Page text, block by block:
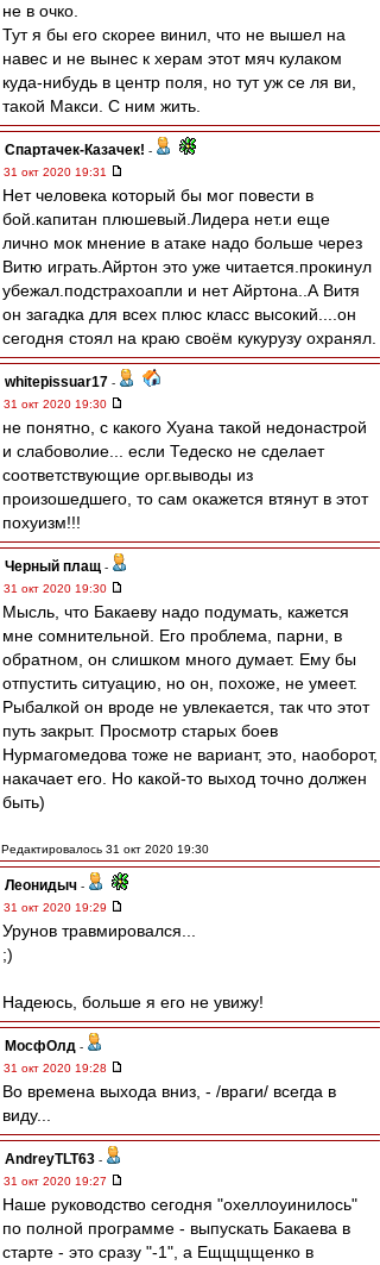
не в очко.
Тут я бы его скорее винил, что не вышел на
навес и не вынес к херам этот мяч кулаком
куда-нибудь в центр поля, но тут уж се ля ви,
такой Макси. С ним жить.
Спартачек-Казачек! -
31 окт 2020 19:31
Нет человека который бы мог повести в
бой.капитан плюшевый.Лидера нет.и еще
лично мок мнение в атаке надо больше через
Витю играть.Айртон это уже читается.прокинул
убежал.подстрахоапли и нет Айртона..А Витя
он загадка для всех плюс класс высокий....он
сегодня стоял на краю своём кукурузу охранял.
whitepissuar17 -
31 окт 2020 19:30
не понятно, с какого Хуана такой недонастрой
и слабоволие... если Тедеско не сделает
соответствующие орг.выводы из
произошедшего, то сам окажется втянут в этот
похуизм!!!
Черный плащ -
31 окт 2020 19:30
Мысль, что Бакаеву надо подумать, кажется
мне сомнительной. Его проблема, парни, в
обратном, он слишком много думает. Ему бы
отпустить ситуацию, но он, похоже, не умеет.
Рыбалкой он вроде не увлекается, так что этот
путь закрыт. Просмотр старых боев
Нурмагомедова тоже не вариант, это, наоборот,
накачает его. Но какой-то выход точно должен
быть)
Редактировалось 31 окт 2020 19:30
Леонидыч -
31 окт 2020 19:29
Урунов травмировался...
;)
Надеюсь, больше я его не увижу!
МосфОлд -
31 окт 2020 19:28
Во времена выхода вниз, - /враги/ всегда в
виду...
AndreyTLT63 -
31 окт 2020 19:27
Наше руководство сегодня "охеллоуинилось"
по полной программе - выпускать Бакаева в
старте - это сразу "-1", а Ещщщщенко в